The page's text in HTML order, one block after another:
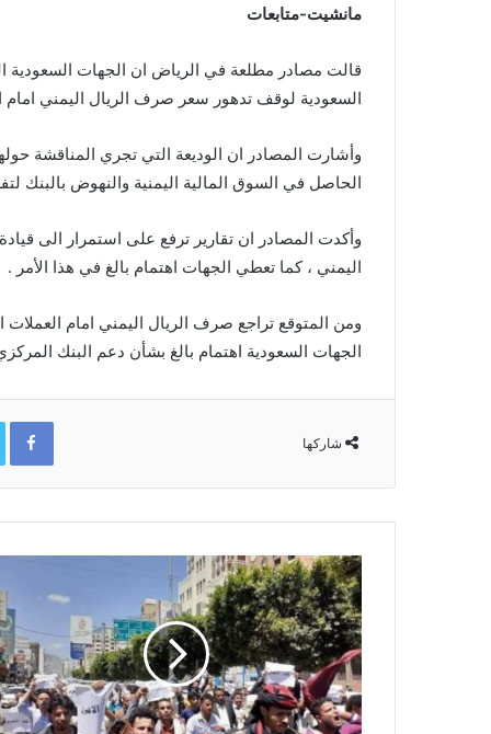
مانشيت-متابعات
قالت مصادر مطلعة في الرياض ان الجهات السعودية
السعودية لوقف تدهور سعر صرف الريال اليمني امام
الحاصل في السوق المالية اليمنية والنهوض بالبنك
وأكدت المصادر ان تقارير ترفع على استمرار الى
اليمني ، كما تعطي الجهات اهتمام بالغ في هذا الأمر .
ومن المتوقع تراجع صرف الريال اليمني امام
الجهات السعودية اهتمام بالغ بشأن دعم البنك
شاركها